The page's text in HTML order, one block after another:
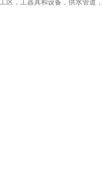
区，工器具和设备，供水管道